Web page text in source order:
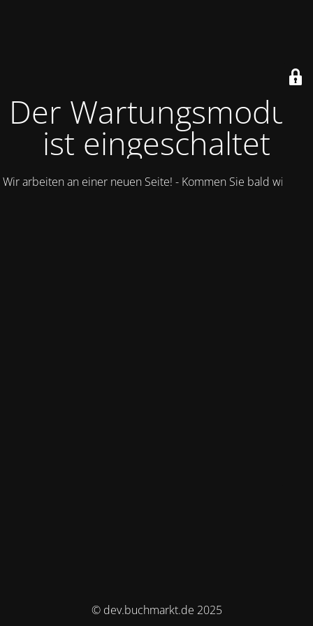
Der Wartungsmodus
ist eingeschaltet
Wir arbeiten an einer neuen Seite! - Kommen Sie bald wieder.
© dev.buchmarkt.de 2025